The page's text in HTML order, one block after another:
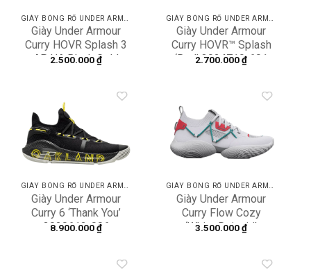
Giày Under Armour
Curry HOVR Splash 3
AP UA Black Gold
2.500.000₫
Giày Under Armour
Curry HOVR™ Splash
‘Red’ 3024719-601
2.700.000₫
GIÀY BÓNG RỔ UNDER ARMOUR
Giày Under Armour
Curry 6 ‘Thank You’
3020612-006
8.900.000₫
wishlist
GIÀY BÓNG RỔ UNDER ARMOUR
Giày Under Armour
Curry Flow Cozy
‘White Daiquiri’
3.500.000₫